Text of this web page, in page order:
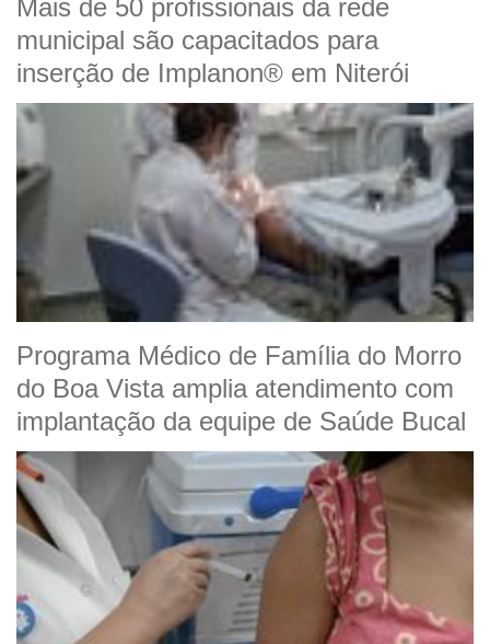
Mais de 50 profissionais da rede
municipal são capacitados para
inserção de Implanon® em Niterói
Programa Médico de Família do Morro
do Boa Vista amplia atendimento com
implantação da equipe de Saúde Bucal